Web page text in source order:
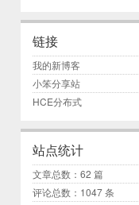
链接
我的新博客
小笨分享站
HCE分布式
站点统计
文章总数：62 篇
评论总数：1047 条